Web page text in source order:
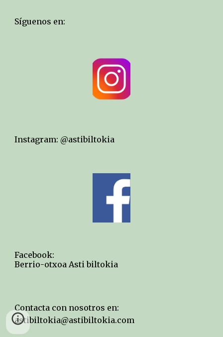
Síguenos en:
Instagram: @astibiltokia
Facebook:
Berrio-otxoa Asti biltokia
Contacta con nosotros en:
astibiltokia@astibiltokia.com